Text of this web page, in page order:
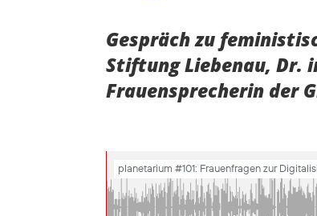
Gespräch zu
Stiftung Liebenau, Dr.
Frauensprecherin der